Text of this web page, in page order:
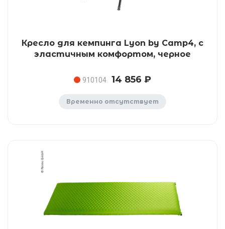
Кресло для кемпинга Lyon by Camp4, с
эластичным комфортом, черное
910104 14 856 ₽
Временно отсутствует